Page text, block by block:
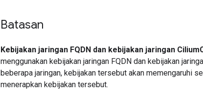
Batasan
Kebijakan jaringan FQDN dan kebijakan jaringan
menggunakan kebijakan jaringan FQDN dan kebijakan
beberapa jaringan, kebijakan tersebut akan memengaruhi
menerapkan kebijakan tersebut.